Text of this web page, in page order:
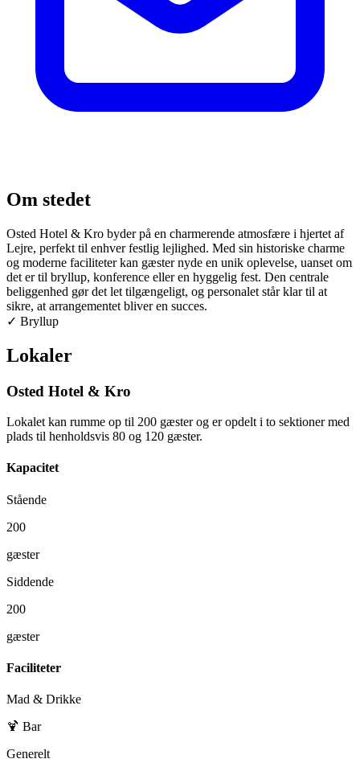
Om stedet
Osted Hotel & Kro byder på en charmerende atmosfære i hjertet af
Lejre, perfekt til enhver festlig lejlighed. Med sin historiske charme
og moderne faciliteter kan gæster nyde en unik oplevelse, uanset om
det er til bryllup, konference eller en hyggelig fest. Den centrale
beliggenhed gør det let tilgængeligt, og personalet står klar til at
sikre, at arrangementet bliver en succes.
✓ Bryllup
Lokaler
Osted Hotel & Kro
Lokalet kan rumme op til 200 gæster og er opdelt i to sektioner med
plads til henholdsvis 80 og 120 gæster.
Kapacitet
Stående
200
gæster
Siddende
200
gæster
Faciliteter
Mad & Drikke
🍹 Bar
Generelt